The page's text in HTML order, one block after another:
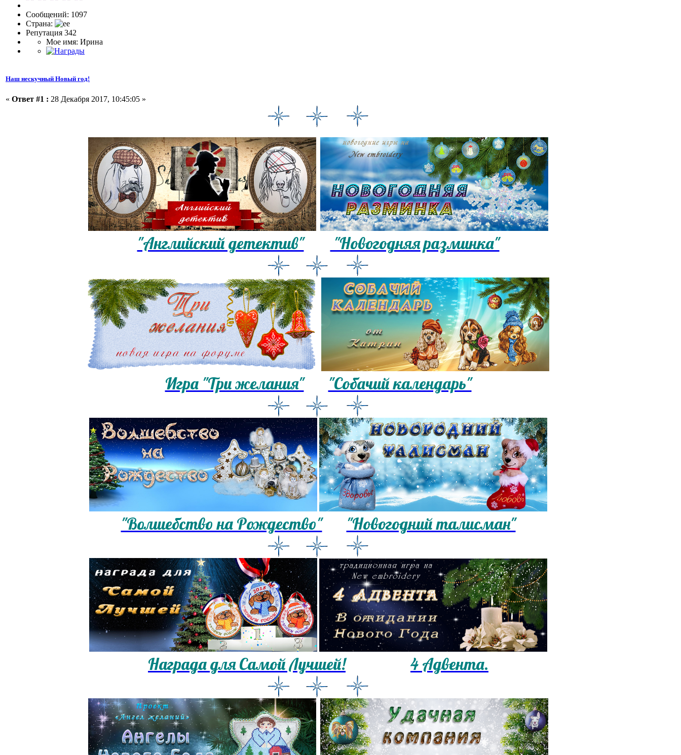
Сообщений: 1097
Страна:
Репутация 342
Мое имя: Ирина
Наш нескучный Новый год!
« Ответ #1 : 28 Декабря 2017, 10:45:05 »
"Английский детектив" "Новогодняя разминка"
Игра "Три желания" "Собачий календарь"
"Волшебство на Рождество" "Новогодний талисман"
Награда для Самой Лучшей! 4 Адвента.